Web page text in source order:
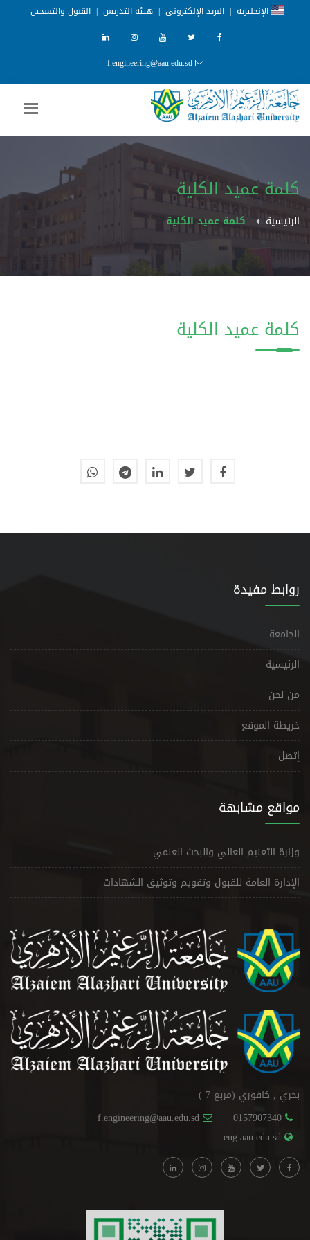
الإنجليزية | البريد الإلكتروني | هيئة التدريس | القبول والتسجيل
f.engineering@aau.edu.sd
كلمة عميد الكلية
الرئيسية كلمة عميد الكلية
كلمة عميد الكلية
روابط مفيدة
الجامعة
الرئيسية
من نحن
خريطة الموقع
إتصل
مواقع مشابهة
وزارة التعليم العالي والبحث العلمي
الإدارة العامة للقبول وتقويم وتوثيق الشهادات
بحري , كافوري (مربع 7 )
0157907340
f.engineering@aau.edu.sd
eng.aau.edu.sd